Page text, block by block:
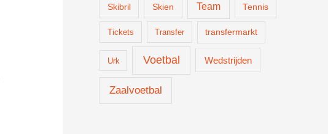
Skibril Skien Team Tennis
Tickets Transfer transfermarkt
Urk Voetbal Wedstrijden
Zaalvoetbal